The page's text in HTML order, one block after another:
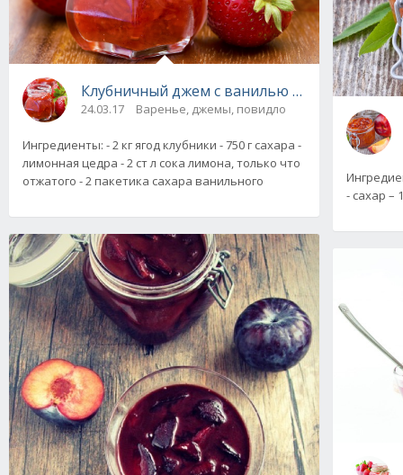
Клубничный джем с ванилью на зиму
24.03.17 Варенье, джемы, повидло
Ингредиенты: - 2 кг ягод клубники - 750 г сахара -
лимонная цедра - 2 ст л сока лимона, только что
отжатого - 2 пакетика сахара ванильного
- сахар –